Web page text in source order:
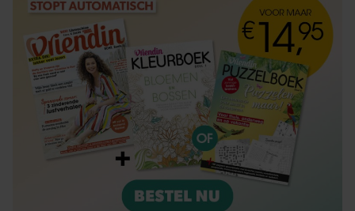
partners voor social media, adverteren en analyse. Deze
partners kunnen deze gegevens combineren met andere
informatie die u aan ze heeft verstrekt of die ze hebben
verzameld op basis van uw gebruik van hun services. U
gaat akkoord met onze cookies als u onze website blijft
gebruiken.